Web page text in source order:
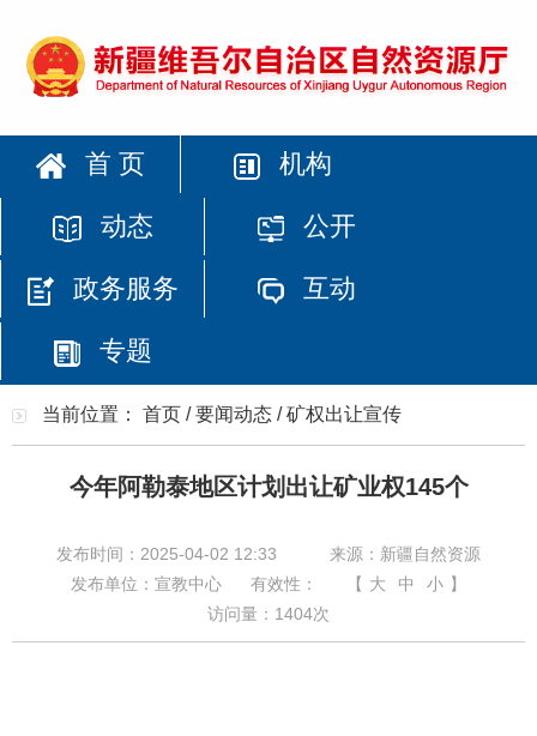
首 页 机构
动态 公开
政务服务 互动
专题
当前位置： 首页 /要闻动态 /矿权出让宣传
今年阿勒泰地区计划出让矿业权145个
发布时间：2025-04-02 12:33
来源：新疆自然资源
发布单位：宣教中心
有效性： 【 大 中 小 】
访问量： 1404次